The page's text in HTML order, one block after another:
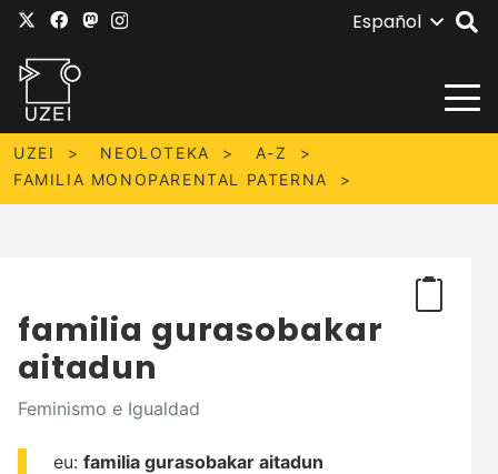
Español
UZEI NEOLOTEKA
A-Z
FAMILIA MONOPARENTAL PATERNA
familia gurasobakar
aitadun
Feminismo e Igualdad
eu: familia gurasobakar aitadun